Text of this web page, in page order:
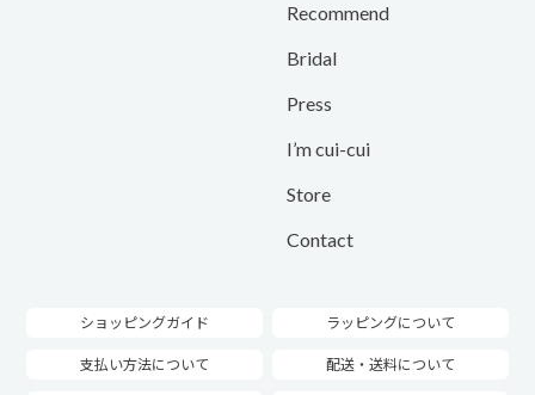
Recommend
Bridal
Press
I’m cui-cui
Store
Contact
ショッピングガイド ラッピングについて
支払い方法について 配送・送料について